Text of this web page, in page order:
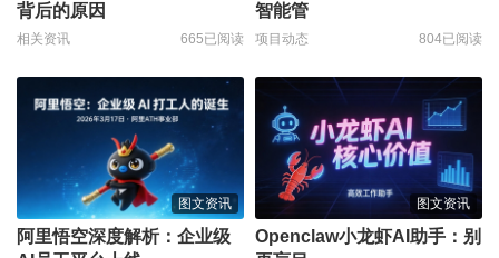
背后的原因
相关资讯 665已阅读
智能管
项目动态 804已阅读
图文资讯
阿里悟空深度解析：企业级
图文资讯
Openclaw小龙虾AI助手：别